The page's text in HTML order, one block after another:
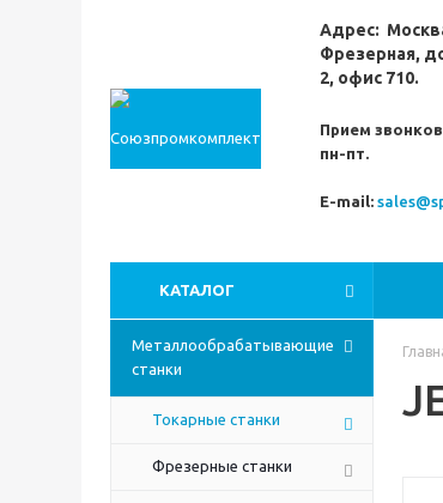
Адрес:
Фрезерная,
2, офис 710.
Прием
пн-пт.
E-mail:
КАТАЛОГ
Металлообрабатывающие
станки
Токарные станки
Фрезерные станки